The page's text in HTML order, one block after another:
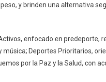
y brinden una alternativa
enfocado en predeporte,
Deportes Prioritarios,
por la Paz y la Salud, con